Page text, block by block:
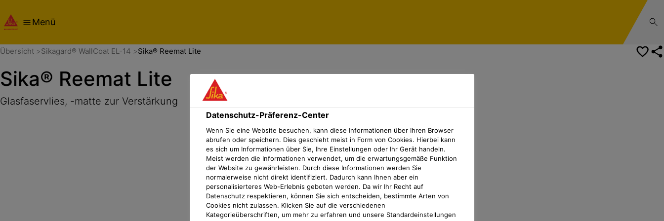
Menü
Übersicht Sikagard® WallCoat EL-14 Sika® Reemat Lite
Sika® Reemat Lite
Glasfaservlies, -matte zur Verstärkung
Datenschutz-Präferenz-Center
Wenn Sie eine Website besuchen, kann diese Informationen über Ihren Browser
abrufen oder speichern. Dies geschieht meist in Form von Cookies. Hierbei kann
es sich um Informationen über Sie, Ihre Einstellungen oder Ihr Gerät handeln.
Meist werden die Informationen verwendet, um die erwartungsgemäße Funktion
der Website zu gewährleisten. Durch diese Informationen werden Sie
normalerweise nicht direkt identifiziert. Dadurch kann Ihnen aber ein
personalisierteres Web-Erlebnis geboten werden. Da wir Ihr Recht auf
Datenschutz respektieren, können Sie sich entscheiden, bestimmte Arten von
Cookies nicht zulassen. Klicken Sie auf die verschiedenen
Kategorieüberschriften, um mehr zu erfahren und unsere Standardeinstellungen
ÜbersichtProduktdetailsAnwendungDokumente